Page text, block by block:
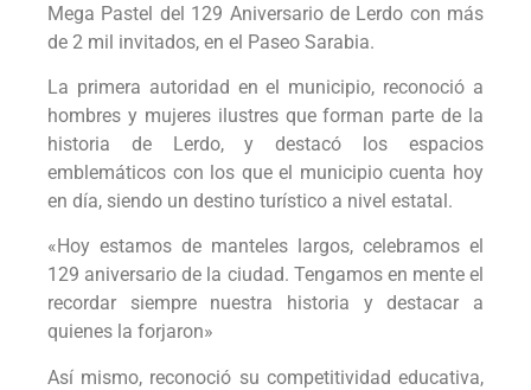
Mega Pastel del 129 Aniversario de Lerdo con más
de 2 mil invitados, en el Paseo Sarabia.
La primera autoridad en el municipio, reconoció a
hombres y mujeres ilustres que forman parte de la
historia de Lerdo, y destacó los espacios
emblemáticos con los que el municipio cuenta hoy
en día, siendo un destino turístico a nivel estatal.
«Hoy estamos de manteles largos, celebramos el
129 aniversario de la ciudad. Tengamos en mente el
recordar siempre nuestra historia y destacar a
quienes la forjaron»
Así mismo, reconoció su competitividad educativa,